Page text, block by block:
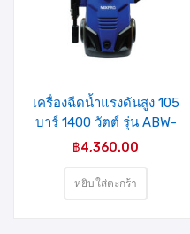
รายการ
สินค้าที่
ชอบ
เครื่องฉีดน้ำแรงดันสูง 105
บาร์ 1400 วัตต์ รุ่น ABW-
VAT-70P(04-009-006)
฿4,360.00
หยิบใส่ตะกร้า